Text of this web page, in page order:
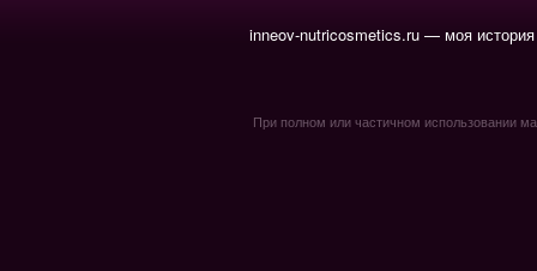
inneov-nutricosmetics.ru — моя
При полном или частичном использовании